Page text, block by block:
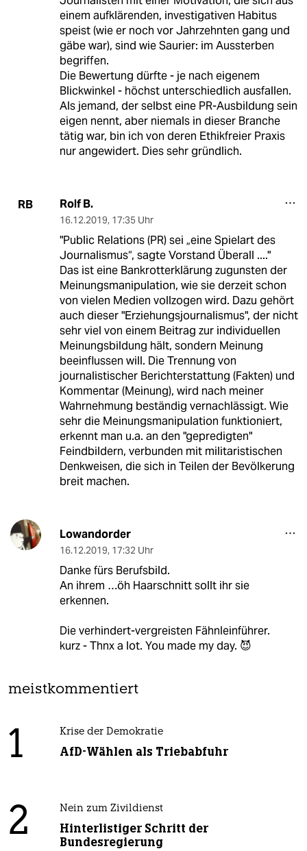
einem aufklärenden, investigativen Habitus
speist (wie er noch vor Jahrzehnten gang und
gäbe war), sind wie Saurier: im Aussterben
begriffen.
Die Bewertung dürfte - je nach eigenem
Blickwinkel - höchst unterschiedlich ausfallen.
Als jemand, der selbst eine PR-Ausbildung sein
eigen nennt, aber niemals in dieser Branche
tätig war, bin ich von deren Ethikfreier Praxis
nur angewidert. Dies sehr gründlich.
RB Rolf B.
16.12.2019, 17:35 Uhr
"Public Relations (PR) sei „eine Spielart des
Journalismus“, sagte Vorstand Überall ...."
Das ist eine Bankrotterklärung zugunsten der
Meinungsmanipulation, wie sie derzeit schon
von vielen Medien vollzogen wird. Dazu gehört
auch dieser "Erziehungsjournalismus", der nicht
sehr viel von einem Beitrag zur individuellen
Meinungsbildung hält, sondern Meinung
beeinflussen will. Die Trennung von
journalistischer Berichterstattung (Fakten) und
Kommentar (Meinung), wird nach meiner
Wahrnehmung beständig vernachlässigt. Wie
sehr die Meinungsmanipulation funktioniert,
erkennt man u.a. an den "gepredigten"
Feindbildern, verbunden mit militaristischen
Denkweisen, die sich in Teilen der Bevölkerung
breit machen.
Lowandorder
16.12.2019, 17:32 Uhr
Danke fürs Berufsbild.
An ihrem …öh Haarschnitt sollt ihr sie
erkennen.
Die verhindert-vergreisten Fähnleinführer.
kurz - Thnx a lot. You made my day. 😈
meistkommentiert
1 Krise der Demokratie
AfD-Wählen als Triebabfuhr
2 Nein zum Zivildienst
Hinterlistiger Schritt der
Bundesregierung